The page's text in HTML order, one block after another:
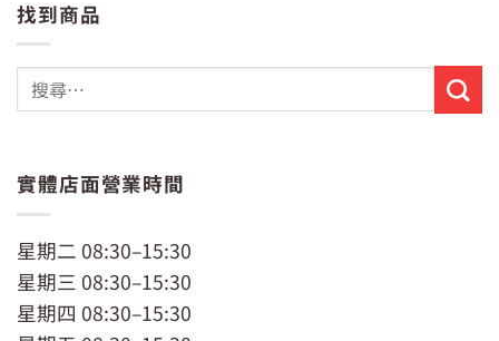
找到商品
實體店面營業時間
星期二 08:30–15:30
星期三 08:30–15:30
星期四 08:30–15:30